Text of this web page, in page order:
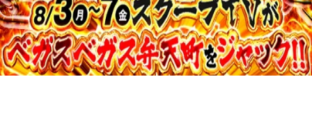
JASRAC許諾第9015258001Y45038号
©Media Agency Inc.